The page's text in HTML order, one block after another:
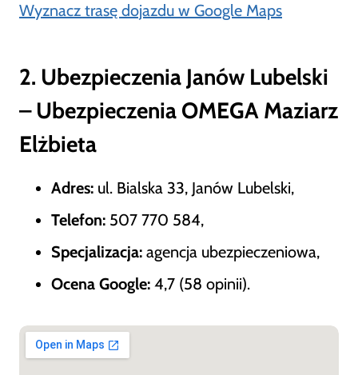
Wyznacz trasę dojazdu w Google Maps
2. Ubezpieczenia Janów Lubelski
– Ubezpieczenia OMEGA Maziarz
Elżbieta
Adres: ul. Bialska 33, Janów Lubelski,
Telefon: 507 770 584,
Specjalizacja: agencja ubezpieczeniowa,
Ocena Google: 4,7 (58 opinii).